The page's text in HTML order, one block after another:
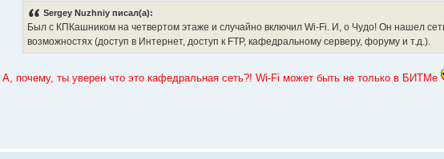
Sergey Nuzhniy писал(а):
Был с КПКашником на четвертом этаже и случайно включил Wi-Fi. И, о Чудо! Он нашел
возможностях (доступ в Интернет, доступ к FTP, кафедральному серверу, форуму и т.д.).
А, почему, ты уверен что это кафедральная сеть?! Wi-Fi может быть не только в БИТМе